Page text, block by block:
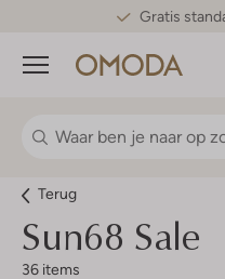
Gratis
Menu
Terug
Sun68 Sale
36 items